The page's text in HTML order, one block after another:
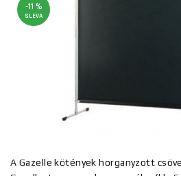
-11 %
SLEVA
A Gazelle kötények horganyzott